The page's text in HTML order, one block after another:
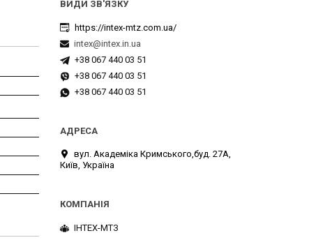
https://intex-mtz.com.ua/
intex@intex.in.ua
+38 067 440 03 51
+38 067 440 03 51
+38 067 440 03 51
вул. Академіка Кримського,буд. 27А,
Київ, Україна
ІНТЕХ-МТЗ